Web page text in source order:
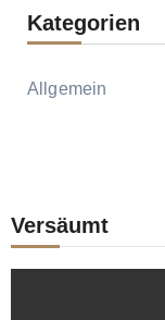
Kategorien
Allgemein
Versäumt